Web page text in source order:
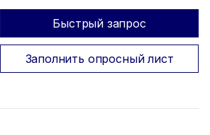
Быстрый запрос
Заполнить опросный лист